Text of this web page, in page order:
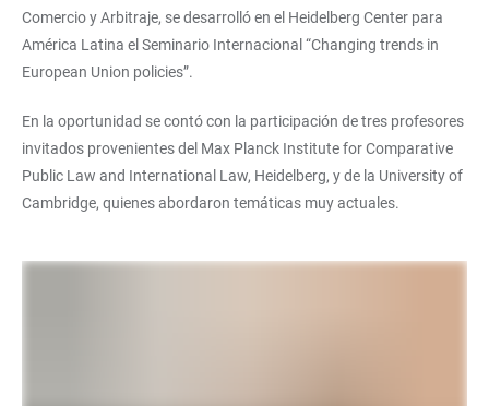
Comercio y Arbitraje, se desarrolló en el Heidelberg Center para
América Latina el Seminario Internacional “Changing trends in
European Union policies”.
En la oportunidad se contó con la participación de tres profesores
invitados provenientes del Max Planck Institute for Comparative
Public Law and International Law, Heidelberg, y de la University of
Cambridge, quienes abordaron temáticas muy actuales.